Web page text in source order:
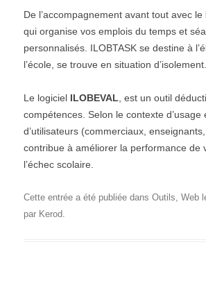
De l’accompagnement avant tout avec le
qui organise vos emplois du temps et
personnalisés. ILOBTASK se destine à
l’école, se trouve en situation d’isolement.
Le logiciel ILOBEVAL , est un outil
compétences. Selon le contexte d’usage
d’utilisateurs (commerciaux,
contribue à améliorer la performance de
l’échec scolaire.
Cette entrée a été publiée dans Outils, Web
par Kerod.